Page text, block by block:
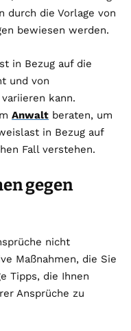
durch die Vorlage von
bewiesen werden.
in Bezug auf die
und von
kann.
Anwalt beraten, um
in Bezug auf
Fall verstehen.
gegen
nicht
Maßnahmen, die Sie
Tipps, die Ihnen
Ansprüche zu